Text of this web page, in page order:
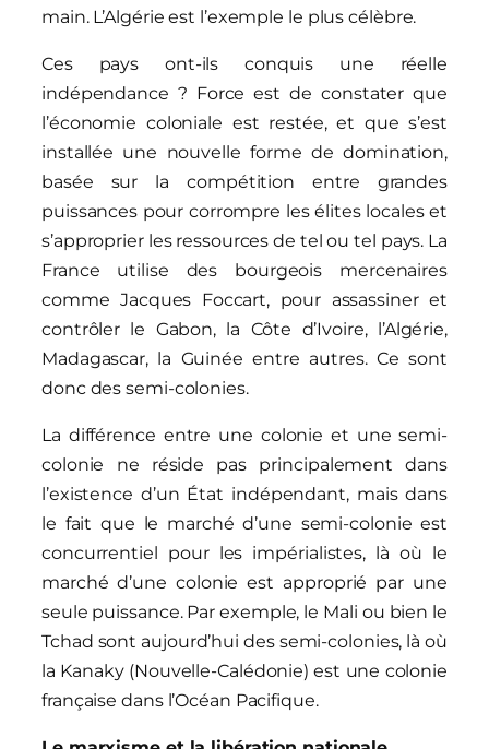
main. L’Algérie est l’exemple le plus célèbre.
Ces pays ont-ils conquis une réelle
indépendance ? Force est de constater que
l’économie coloniale est restée, et que s’est
installée une nouvelle forme de domination,
basée sur la compétition entre grandes
puissances pour corrompre les élites locales et
s’approprier les ressources de tel ou tel pays. La
France utilise des bourgeois mercenaires
comme Jacques Foccart, pour assassiner et
contrôler le Gabon, la Côte d’Ivoire, l’Algérie,
Madagascar, la Guinée entre autres. Ce sont
donc des semi-colonies.
La différence entre une colonie et une semi-
colonie ne réside pas principalement dans
l’existence d’un État indépendant, mais dans
le fait que le marché d’une semi-colonie est
concurrentiel pour les impérialistes, là où le
marché d’une colonie est approprié par une
seule puissance. Par exemple, le Mali ou bien le
Tchad sont aujourd’hui des semi-colonies, là où
la Kanaky (Nouvelle-Calédonie) est une colonie
française dans l’Océan Pacifique.